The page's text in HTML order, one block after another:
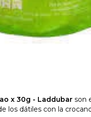
x 30g - Laddubar son
los dátiles con la